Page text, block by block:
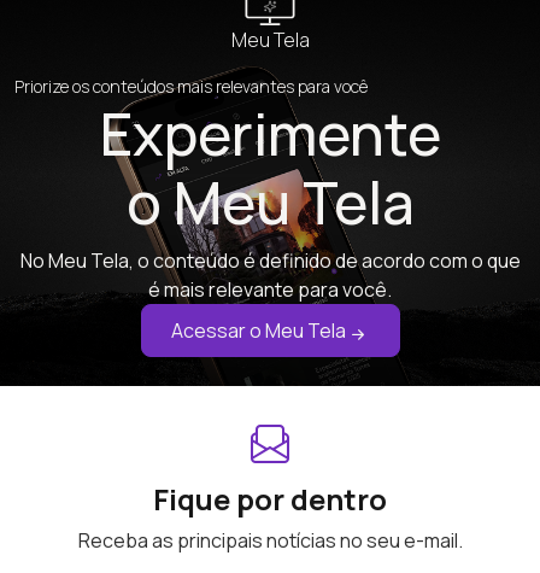
Meu Tela
Priorize os conteúdos mais relevantes para você
Experimente
o Meu Tela
No Meu Tela, o conteúdo é definido de acordo com o que
é mais relevante para você.
Acessar o Meu Tela
Fique por dentro
Receba as principais notícias no seu e-mail.